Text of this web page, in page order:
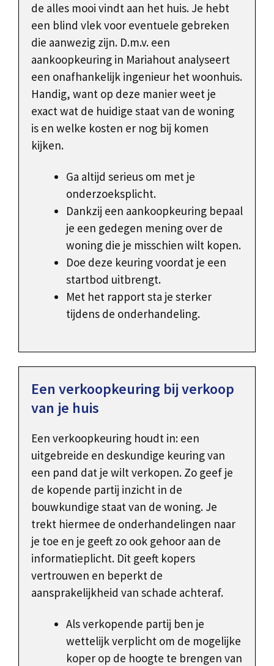
de alles mooi vindt aan het huis. Je hebt
een blind vlek voor eventuele gebreken
die aanwezig zijn. D.m.v. een
aankoopkeuring in Mariahout analyseert
een onafhankelijk ingenieur het woonhuis.
Handig, want op deze manier weet je
exact wat de huidige staat van de woning
is en welke kosten er nog bij komen
kijken.
Ga altijd serieus om met je
onderzoeksplicht.
Dankzij een aankoopkeuring bepaal
je een gedegen mening over de
woning die je misschien wilt kopen.
Doe deze keuring voordat je een
startbod uitbrengt.
Met het rapport sta je sterker
tijdens de onderhandeling.
Een verkoopkeuring bij verkoop
van je huis
Een verkoopkeuring houdt in: een
uitgebreide en deskundige keuring van
een pand dat je wilt verkopen. Zo geef je
de kopende partij inzicht in de
bouwkundige staat van de woning. Je
trekt hiermee de onderhandelingen naar
je toe en je geeft zo ook gehoor aan de
informatieplicht. Dit geeft kopers
vertrouwen en beperkt de
aansprakelijkheid van schade achteraf.
Als verkopende partij ben je
wettelijk verplicht om de mogelijke
koper op de hoogte te brengen van